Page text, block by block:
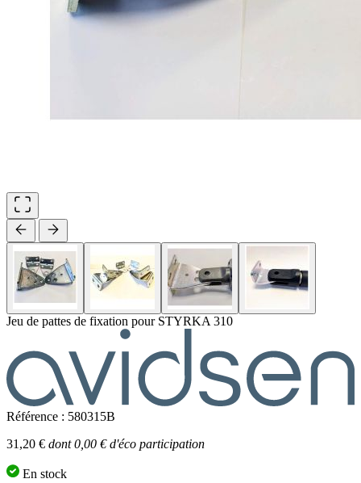
Jeu de pattes de fixation pour STYRKA 310
Référence : 580315B
31,20 € dont 0,00 € d'éco participation
En stock